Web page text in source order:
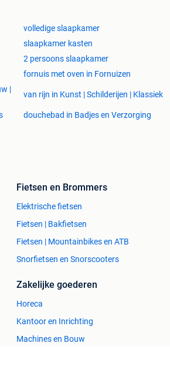
volledige slaapkamer
slaapkamer kasten
2 persoons slaapkamer
fornuis met oven in Fornuizen
|
van rijn in Kunst | Schilderijen | Klassiek
douchebad in Badjes en Verzorging
Fietsen en Brommers
Elektrische fietsen
Fietsen | Bakfietsen
Fietsen | Mountainbikes en ATB
Snorfietsen en Snorscooters
Zakelijke goederen
Horeca
Kantoor en Inrichting
Machines en Bouw